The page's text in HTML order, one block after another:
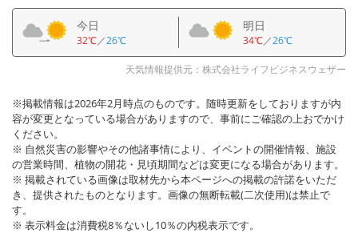
今日
32℃／26℃
明日
34℃／26℃
天気情報提供元：株式会社ライフビジネスウェザー
※掲載情報は2026年2月時点のものです。随時更新をしておりますが内
容が変更となっている場合がありますので、事前にご確認の上おでかけ
ください。
※ 自然災害の影響やその他諸事情により、イベントの開催情報、施設
の営業時間、植物の開花・見頃期間などは変更になる場合があります。
※ 掲載されている画像は取材先から本ページへの掲載の許諾をいただ
き、提供されたものとなります。画像の無断転載(二次使用)は禁止で
す。
※ 表示料金は消費税8％ないし10％の内税表示です。